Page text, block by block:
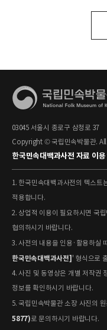
03045 서울시 종로구 삼청로 37
Copyright © 국립민속박물관.
한국민속대백과사전 자료 이용
1. 한국민속대백과사전의 텍스트
적용합니다.
2. 상업적 이용이 필요하시면 국
협의하시기 바랍니다.
3. 사전의 내용을 인용·활용하실
한국민속대백과사전] ' 형식으로
4. 사진 및 동영상은 개별 저작권
정보를 확인하시기 바랍니다.
5. 국립민속박물관 소장 사진의
5877) 로 문의하시기 바랍니다.